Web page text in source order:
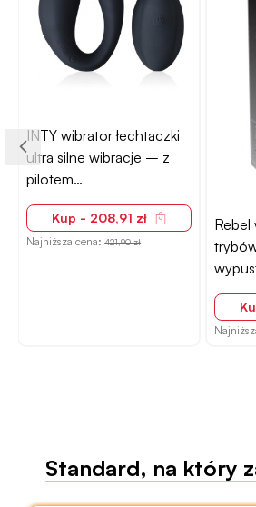
INTY wibrator łechtaczki
ultra silne wibracje – z
pilotem
bezprzewodowym
Kup - 208,91 zł
Najniższa cena:421,90 zł
Rebel
Standard, na który